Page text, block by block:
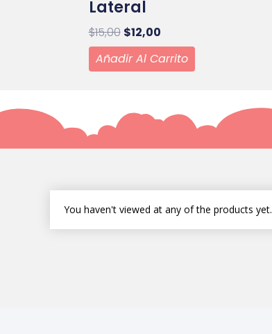
Lateral
$15,00 $12,00
Añadir Al Carrito
You haven't viewed at any of the products yet.